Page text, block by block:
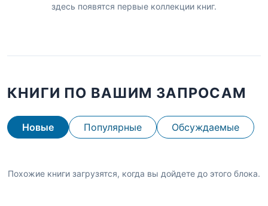
здесь появятся первые коллекции книг.
КНИГИ ПО ВАШИМ ЗАПРОСАМ
Новые Популярные Обсуждаемые
Похожие книги загрузятся, когда вы дойдете до этого блока.